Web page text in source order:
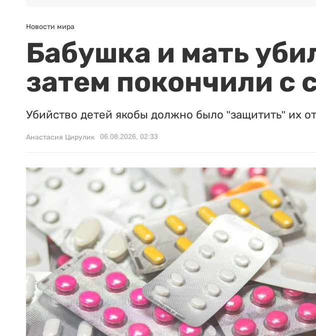
Новости мира
Бабушка и мать
затем покончили с
Убийство детей якобы должно было "защитить" их
Анастасия Цирулик 06.08.2026, 02:33